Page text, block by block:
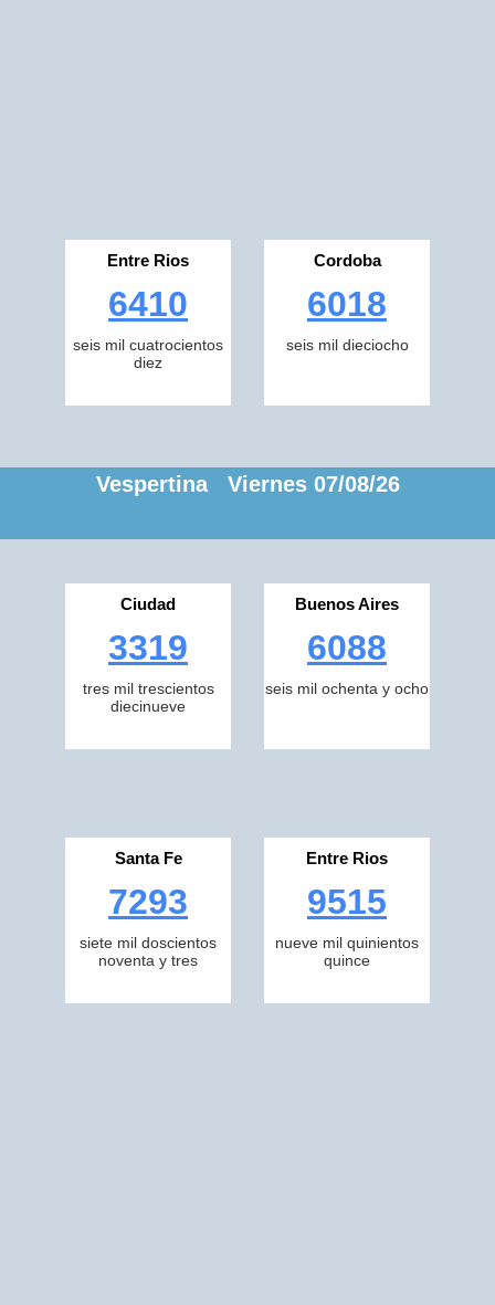
Entre Rios
6410
seis mil cuatrocientos
diez
Cordoba
6018
seis mil dieciocho
Vespertina Viernes 07/08/26
Ciudad
3319
tres mil trescientos
diecinueve
Buenos Aires
6088
seis mil ochenta y ocho
Santa Fe
7293
siete mil doscientos
noventa y tres
Entre Rios
9515
nueve mil quinientos
quince